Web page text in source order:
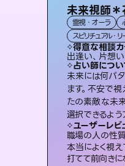
未来視師＊
霊視・オーラ
スピリチュアル・リ
得意な相談カ
出逢い、片想
占い師につい
未来には何パ
ます。不安で
たの素敵な未
選択できるよう
ユーザーレビ
職場の人の性
本当によく視
打てて前向きに
アイリ
西洋占星術
ルーン
得意な
恋愛総合
占い師
復縁、恋
思い、仕
いことや
紐解き、背
ユーザー
安心感のあ
さない鑑
持ちを整
セ
霊
スピ
得
片想
占
連絡
多数
験が
い未
ユー
とても
らは何
しゃる
恋愛のお悩
鑑
動
と